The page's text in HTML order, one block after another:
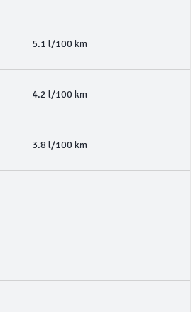
5.1 l/100 km
4.2 l/100 km
3.8 l/100 km